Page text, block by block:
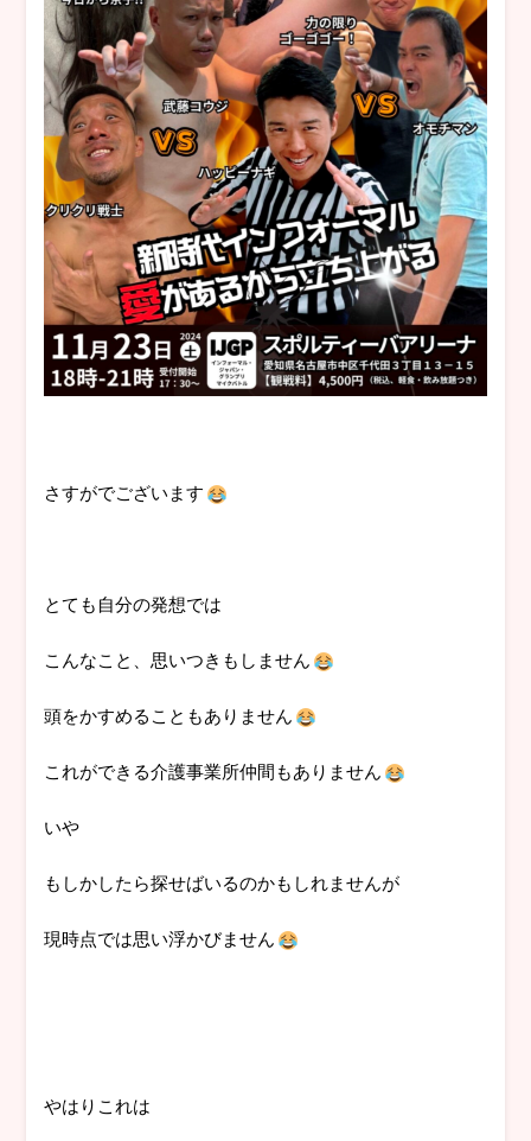
さすがでございます
とても自分の発想では
こんなこと、思いつきもしません
頭をかすめることもありません
これができる介護事業所仲間もありません
いや
もしかしたら探せばいるのかもしれませんが
現時点では思い浮かびません
やはりこれは